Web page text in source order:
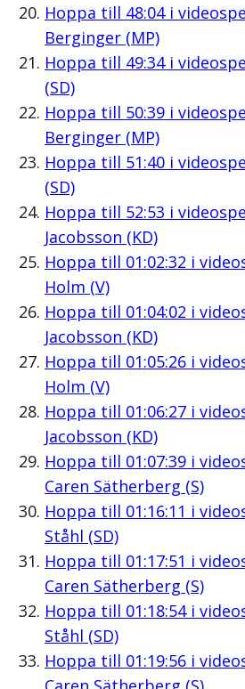
Hoppa till 48:04i
Berginger (MP)
Hoppa till 49:34i
(SD)
Hoppa till 50:39i
Berginger (MP)
Hoppa till 51:40i
(SD)
Hoppa till 52:53 i
Jacobsson (KD)
Hoppa till 01:02:32 i
Holm (V)
Hoppa till 01:04:02 i
Jacobsson (KD)
Hoppa till 01:05:26i
Holm (V)
Hoppa till 01:06:27i
Jacobsson (KD)
Hoppa till 01:07:39i
Caren Sätherberg (S)
Hoppa till 01:16:11 i
Ståhl (SD)
Hoppa till 01:17:51 i
Caren Sätherberg (S)
Hoppa till 01:18:54i
Ståhl (SD)
Hoppa till 01:19:56i